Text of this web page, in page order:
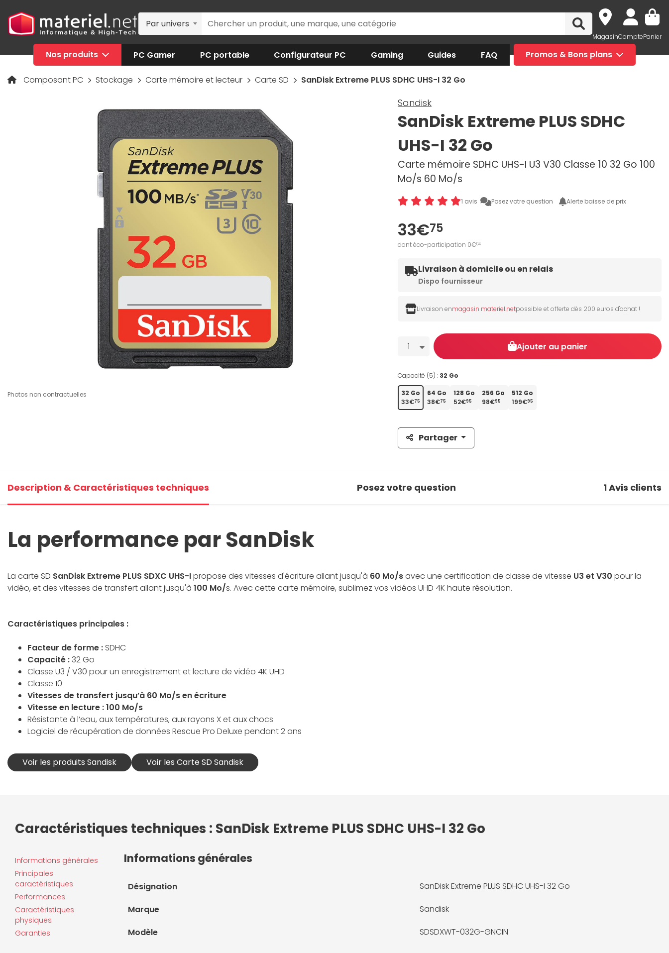
Par univers
MagasinComptePanier
Nos produits PC Gamer PC portable Configurateur PC Gaming Guides FAQ Promos & Bons plans
Composant PC Stockage Carte mémoire et lecteur Carte SD SanDisk Extreme PLUS SDHC UHS-I 32 Go
Photos non contractuelles
Sandisk
SanDisk Extreme PLUS SDHC
UHS-I 32 Go
Carte mémoire SDHC UHS-I U3 V30 Classe 10 32 Go 100
Mo/s 60 Mo/s
1 avis Posez votre question Alerte baisse de prix
33€75
dont éco-participation 0€04
Livraison à domicile ou en relais
Dispo fournisseur
Livraison enmagasin materiel.netpossible et offerte dès 200 euros d'achat !
Quantité
1 Ajouter au panier
Capacité (5) : 32 Go
32 Go
33€75
64 Go
38€75
128 Go
52€95
256 Go
98€95
512 Go
199€95
Partager
Description & Caractéristiques techniques Posez votre question 1Avis clients
La performance par SanDisk
La carte SD SanDisk Extreme PLUS SDXC UHS-Ipropose des vitesses d'écriture allant jusqu'à 60 Mo/savec une certification de classe de vitesse U3 et V30 pour la
vidéo, et des vitesses de transfert allant jusqu'à 100 Mo/s. Avec cette carte mémoire, sublimez vos vidéos UHD 4K haute résolution.
Caractéristiques principales :
Facteur de forme : SDHC
Capacité :32 Go
Classe U3 / V30 pour un enregistrement et lecture de vidéo 4K UHD
Classe 10
Vitesses de transfert jusqu’à 60 Mo/s en écriture
Vitesse en lecture : 100 Mo/s
Résistante à l’eau, aux températures, aux rayons X et aux chocs
Logiciel de récupération de données Rescue Pro Deluxe pendant 2 ans
Voir les produits Sandisk Voir les Carte SD Sandisk
Caractéristiques techniques : SanDisk Extreme PLUS SDHC UHS-I 32 Go
Informations générales
Principales
caractéristiques
Performances
Caractéristiques
physiques
Garanties
Informations générales
Désignation SanDisk Extreme PLUS SDHC UHS-I 32 Go
Marque Sandisk
Modèle SDSDXWT-032G-GNCIN